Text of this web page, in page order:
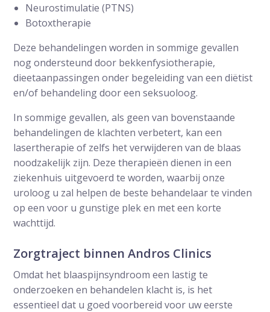
Neurostimulatie (PTNS)
Botoxtherapie
Deze behandelingen worden in sommige gevallen
nog ondersteund door bekkenfysiotherapie,
dieetaanpassingen onder begeleiding van een diëtist
en/of behandeling door een seksuoloog.
In sommige gevallen, als geen van bovenstaande
behandelingen de klachten verbetert, kan een
lasertherapie of zelfs het verwijderen van de blaas
noodzakelijk zijn. Deze therapieën dienen in een
ziekenhuis uitgevoerd te worden, waarbij onze
uroloog u zal helpen de beste behandelaar te vinden
op een voor u gunstige plek en met een korte
wachttijd.
Zorgtraject binnen Andros Clinics
Omdat het blaaspijnsyndroom een lastig te
onderzoeken en behandelen klacht is, is het
essentieel dat u goed voorbereid voor uw eerste